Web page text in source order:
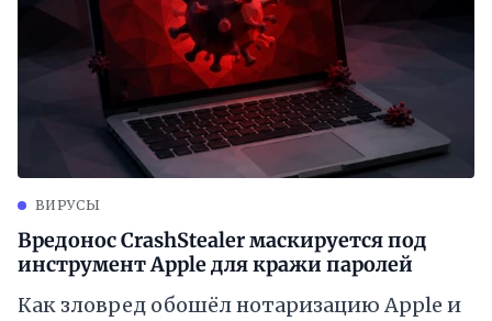
ВИРУСЫ
Вредонос CrashStealer маскируется под
инструмент Apple для кражи паролей
Как зловред обошёл нотаризацию Apple и